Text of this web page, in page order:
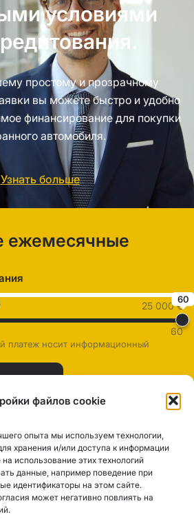
файлов cookie
опыта мы используем технологии,
хранения и/или доступа к информации
использование этих технологий
данные, например поведение при
идентификаторы на этом сайте.
может негативно повлиять на
условиями
простому и прозрачному
вы можете быстро и удобно
финансирование для покупки
автомобиля.
Узнать больше
ежемесячные
25 000 €
60
60
платеж носит информационный
40203371960, адрес: ул. Мазюмправас
LV-1063 |20260160
Контакты